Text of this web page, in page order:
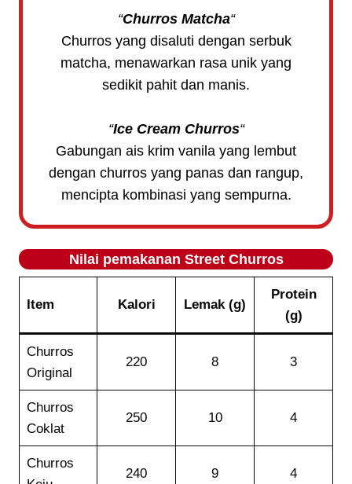
“Churros Matcha“
Churros yang disaluti dengan serbuk
matcha, menawarkan rasa unik yang
sedikit pahit dan manis.
“Ice Cream Churros“
Gabungan ais krim vanila yang lembut
dengan churros yang panas dan rangup,
mencipta kombinasi yang sempurna.
Nilai pemakanan Street Churros
Item Kalori Lemak (g)
Protein
(g)
Churros
Original
220 8 3
Churros
Coklat
250 10 4
Churros
240 9 4